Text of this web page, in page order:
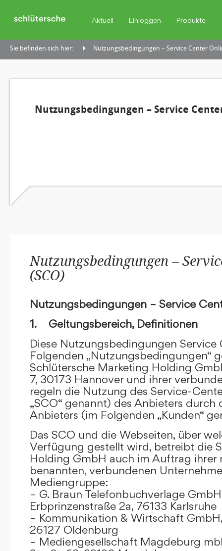
Aktuell Einloggen Produkte
Sie befinden sich hier: Nutzungsbedingungen – Service Center
Nutzungsbedingungen – Service
Nutzungsbedingungen –
(SCO)
Nutzungsbedingungen – Service
1. Geltungsbereich, Definitionen
Diese Nutzungsbedingungen Service
Folgenden „Nutzungsbedingungen“
Schlütersche Marketing Holding
7, 30173 Hannover und ihrer
regeln die Nutzung des Service-
„SCO“ genannt) des Anbieters durch
Anbieters (im Folgenden „Kunden“
Das SCO und die Webseiten, über
Verfügung gestellt wird, betreibt die
Holding GmbH auch im Auftrag ihrer
benannten, verbundenen
Mediengruppe:
– G. Braun Telefonbuchverlage GmbH
Erbprinzenstraße 2a, 76133 Karlsruhe
– Kommunikation & Wirtschaft
26127 Oldenburg
– Mediengesellschaft Magdeburg